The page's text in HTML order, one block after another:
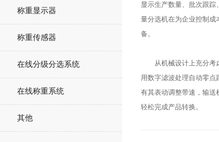
称重显示器
称重传感器
在线分级分选系统
在线称重系统
其他
显示生产数量、批次跟
量分选机在为企业控制成
备。
从机械设计上充分考虑
用数字滤波处理自动零
有其表动调整带速，输送
轻松完成产品转换。